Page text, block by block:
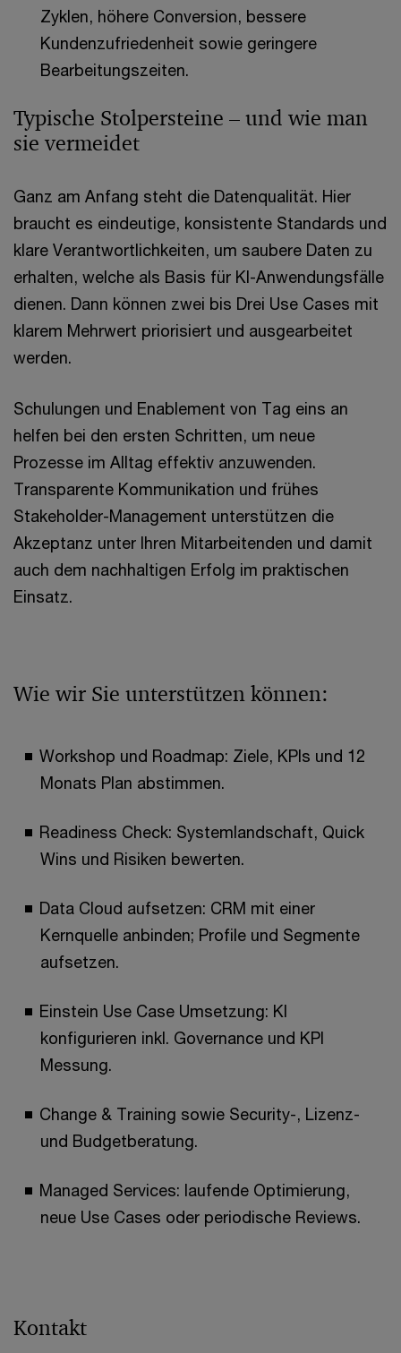
Zyklen, höhere Conversion, bessere
Kundenzufriedenheit sowie geringere
Bearbeitungszeiten.
Typische Stolpersteine – und wie man
sie vermeidet
Ganz am Anfang steht die Datenqualität. Hier
braucht es eindeutige, konsistente Standards und
klare Verantwortlichkeiten, um saubere Daten zu
erhalten, welche als Basis für KI-Anwendungsfälle
dienen. Dann können zwei bis Drei Use Cases mit
klarem Mehrwert priorisiert und ausgearbeitet
werden.
Schulungen und Enablement von Tag eins an
helfen bei den ersten Schritten, um neue
Prozesse im Alltag effektiv anzuwenden.
Transparente Kommunikation und frühes
Stakeholder-Management unterstützen die
Akzeptanz unter Ihren Mitarbeitenden und damit
auch dem nachhaltigen Erfolg im praktischen
Einsatz.
Wie wir Sie unterstützen können:
Workshop und Roadmap: Ziele, KPIs und 12
Monats Plan abstimmen.
Readiness Check: Systemlandschaft, Quick
Wins und Risiken bewerten.
Data Cloud aufsetzen: CRM mit einer
Kernquelle anbinden; Profile und Segmente
aufsetzen.
Einstein Use Case Umsetzung: KI
konfigurieren inkl. Governance und KPI
Messung.
Change & Training sowie Security-, Lizenz-
und Budgetberatung.
Managed Services: laufende Optimierung,
neue Use Cases oder periodische Reviews.
Kontakt